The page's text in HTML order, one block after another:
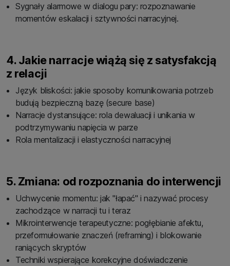
Sygnały alarmowe w dialogu pary: rozpoznawanie
momentów eskalacji i sztywności narracyjnej.
4. Jakie narracje wiążą się z satysfakcją
z relacji
Język bliskości: jakie sposoby komunikowania potrzeb
budują bezpieczną bazę (secure base)
Narracje dystansujące: rola dewaluacji i unikania w
podtrzymywaniu napięcia w parze
Rola mentalizacji i elastyczności narracyjnej
5. Zmiana: od rozpoznania do interwencji
Uchwycenie momentu: jak "łapać" i nazywać procesy
zachodzące w narracji tu i teraz
Mikrointerwencje terapeutyczne: pogłębianie afektu,
przeformułowanie znaczeń (reframing) i blokowanie
raniących skryptów
Techniki wspierające korekcyjne doświadczenie